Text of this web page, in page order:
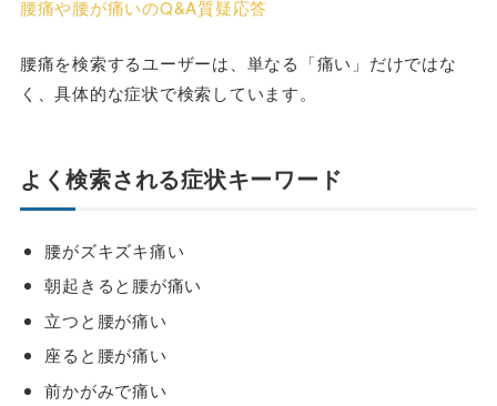
腰痛や腰が痛いのQ&A質疑応答
腰痛を検索するユーザーは、単なる「痛い」だけではな
く、具体的な症状で検索しています。
よく検索される症状キーワード
腰がズキズキ痛い
朝起きると腰が痛い
立つと腰が痛い
座ると腰が痛い
前かがみで痛い